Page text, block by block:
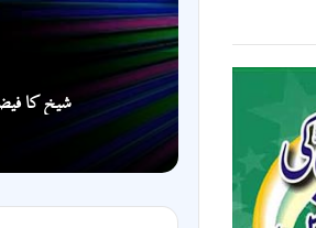
شیخ کا